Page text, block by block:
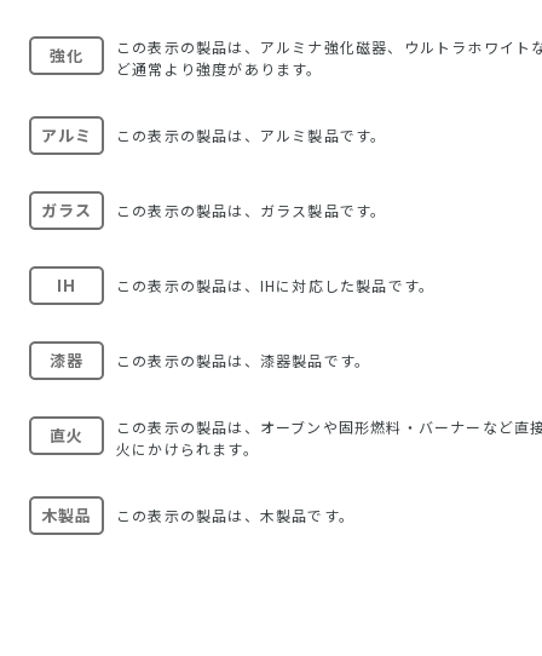
強化
この表示の製品は、アルミナ強化磁器、ウルトラホワイト
ど通常より強度があります。
アルミ この表示の製品は、アルミ製品です。
ガラス この表示の製品は、ガラス製品です。
IH この表示の製品は、IHに対応した製品です。
漆器 この表示の製品は、漆器製品です。
直火
この表示の製品は、オーブンや固形燃料・バーナーなど直
火にかけられます。
木製品 この表示の製品は、木製品です。